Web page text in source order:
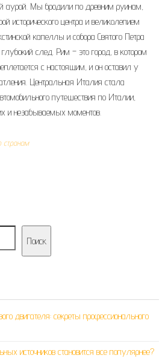
аурой. Мы бродили по древним руинам,
исторического центра и великолепием
капеллы и собора Святого Петра
след. Рим – это город, в котором
с настоящим, и он оставил у
Центральная Италия стала
путешествия по Италии,
и незабываемых моментов.
странам
Поиск
двигателя: секреты профессионального
источников становится все популярнее?